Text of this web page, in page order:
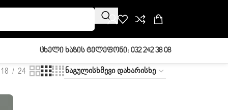
Ცხელი Ხაზის Ტელეფონი: 032 242 38 08
18 24